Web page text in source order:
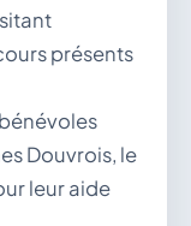
présents
Douvrois, le
leur aide